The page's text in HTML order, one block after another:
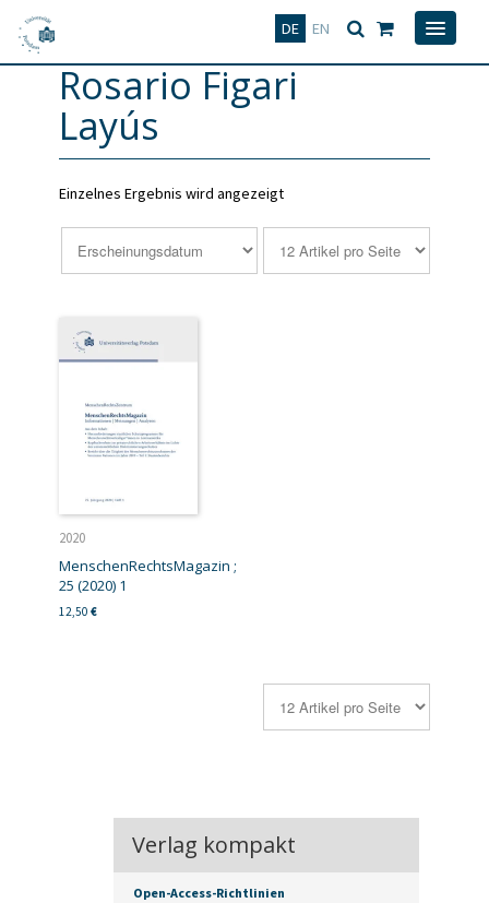
DE EN
Deutsch
Rosario Figari
Layús
Einzelnes Ergebnis wird angezeigt
2020
MenschenRechtsMagazin ;
25 (2020) 1
12,50 €
Verlag kompakt
Open-Access-Richtlinien